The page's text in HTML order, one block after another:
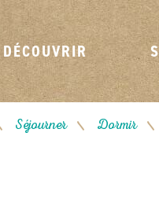
DÉCOUVRIR
Séjourner / Dormir /